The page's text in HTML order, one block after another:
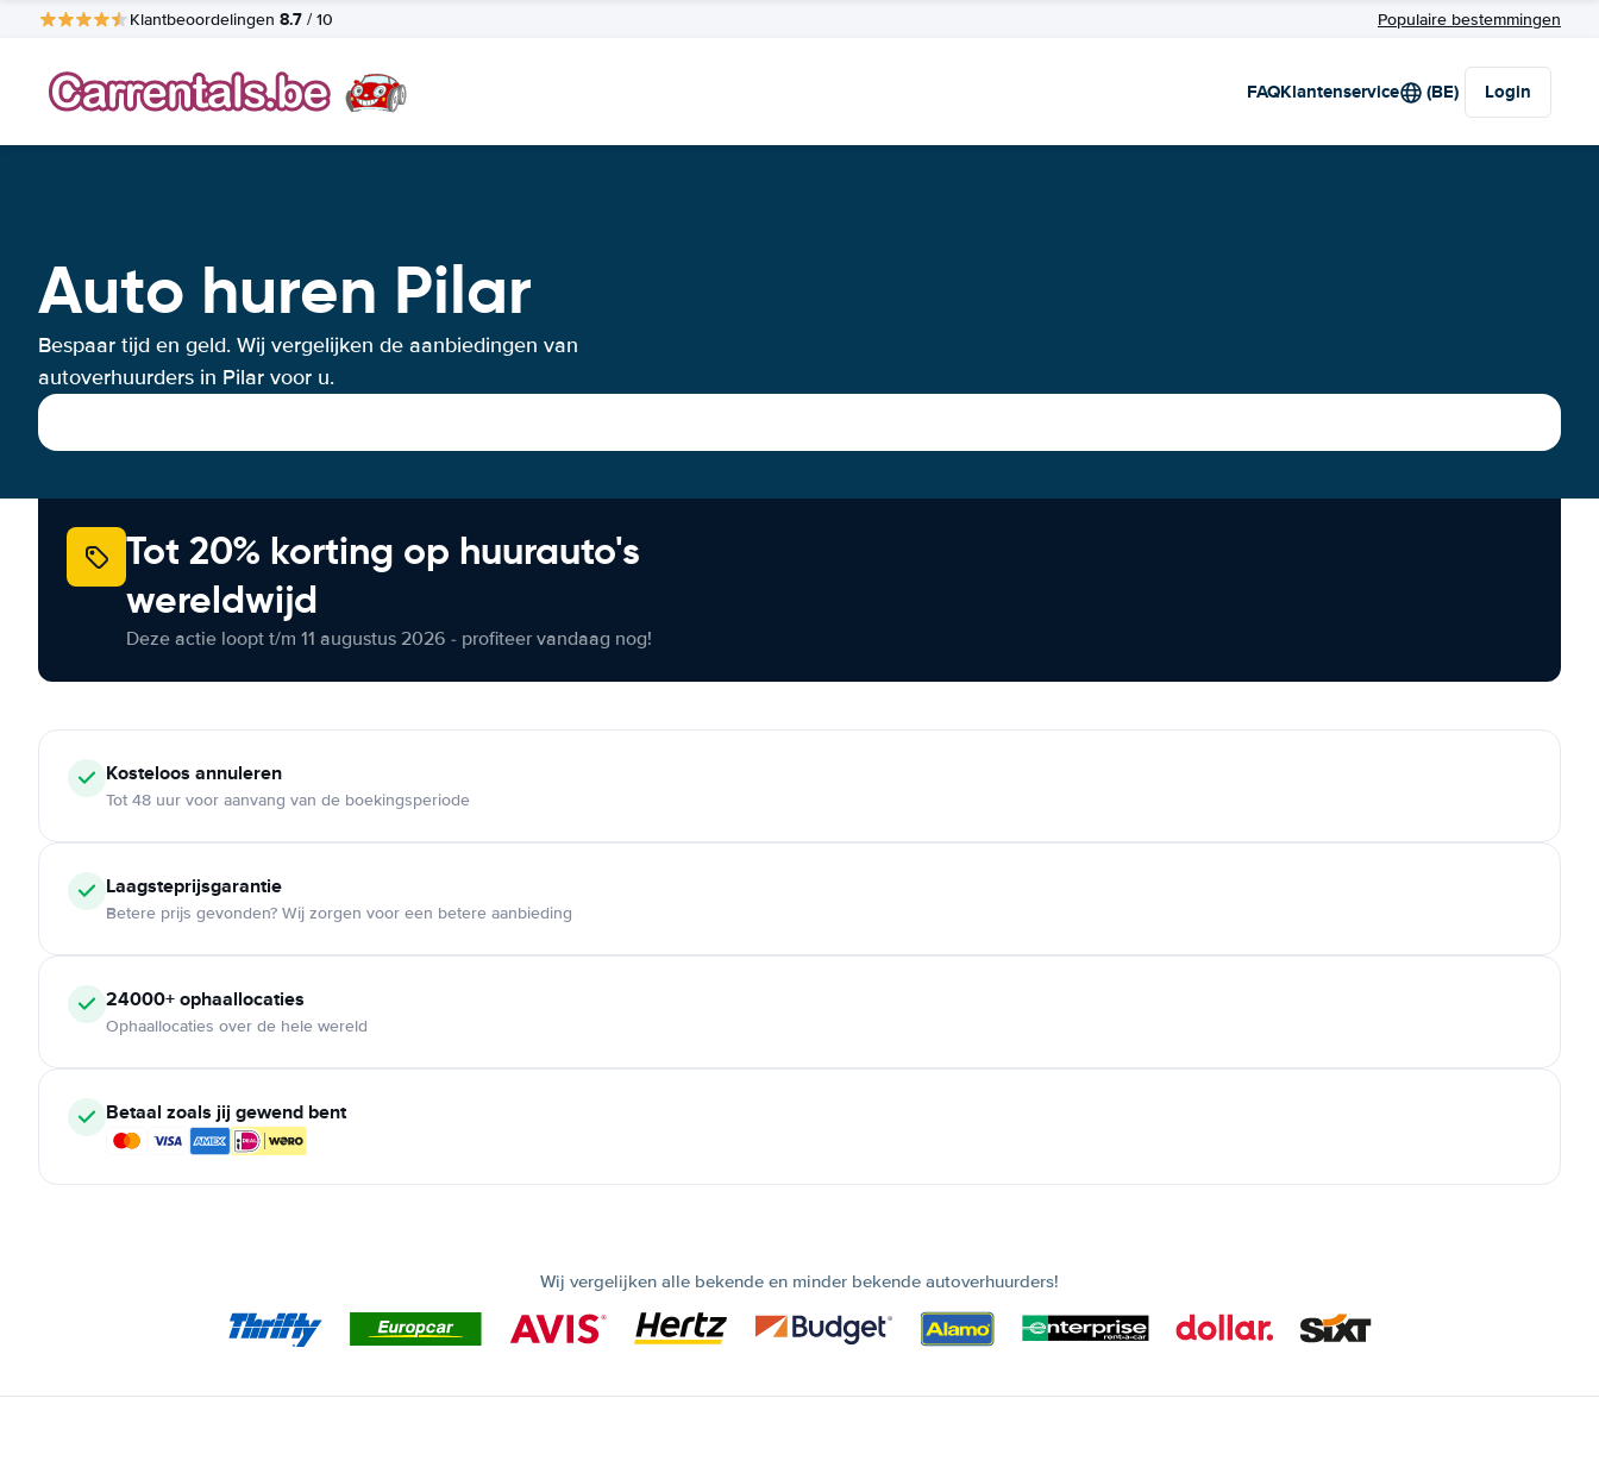
Klantbeoordelingen 8.7 / 10 Populaire bestemmingen
FAQKlantenservice (BE) Login
Auto huren Pilar
Bespaar tijd en geld. Wij vergelijken de aanbiedingen van
autoverhuurders in Pilar voor u.
Tot 20% korting op huurauto's
wereldwijd
Deze actie loopt t/m 11 augustus 2026 - profiteer vandaag nog!
Kosteloos annuleren
Tot 48 uur voor aanvang van de boekingsperiode
Laagsteprijsgarantie
Betere prijs gevonden? Wij zorgen voor een betere aanbieding
24000+ophaallocaties
Ophaallocaties over de hele wereld
Betaal zoals jij gewend bent
Wij vergelijken alle bekende en minder bekende autoverhuurders!